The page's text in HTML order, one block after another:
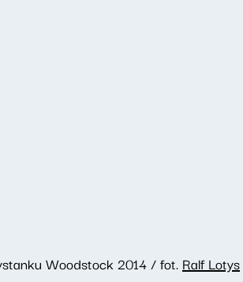
Woodstock 2014 / fot. Ralf Lotys